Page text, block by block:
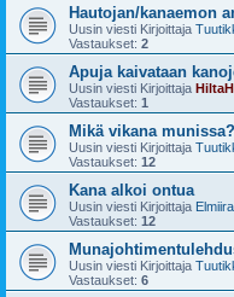
Hautojan/kanaemon
Uusin viesti Kirjoittaja
Vastaukset: 2
Apuja kaivataan
Uusin viesti Kirjoittaja
Vastaukset: 1
Mikä vikana munissa?
Uusin viesti Kirjoittaja
Vastaukset: 12
Kana alkoi ontua
Uusin viesti Kirjoittaja Elmiira
Vastaukset: 12
Uusin viesti Kirjoittaja
Vastaukset: 6